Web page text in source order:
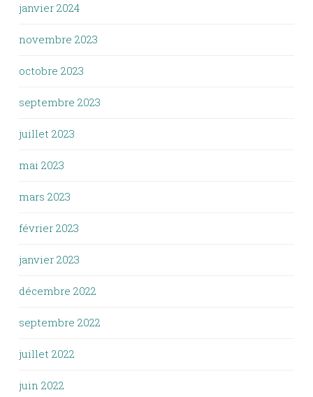
janvier 2024
novembre 2023
octobre 2023
septembre 2023
juillet 2023
mai 2023
mars 2023
février 2023
janvier 2023
décembre 2022
septembre 2022
juillet 2022
juin 2022